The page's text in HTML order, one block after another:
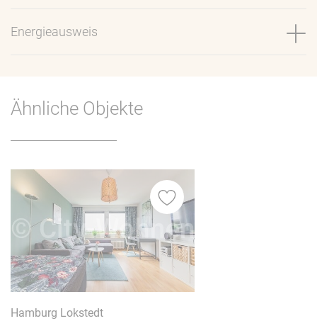
Energieausweis
Ähnliche Objekte
Hamburg Lokstedt